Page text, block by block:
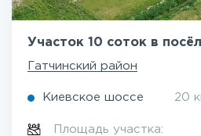
Участок 10 соток в
Гатчинский район
Киевское шоссе 20
Площадь участка: